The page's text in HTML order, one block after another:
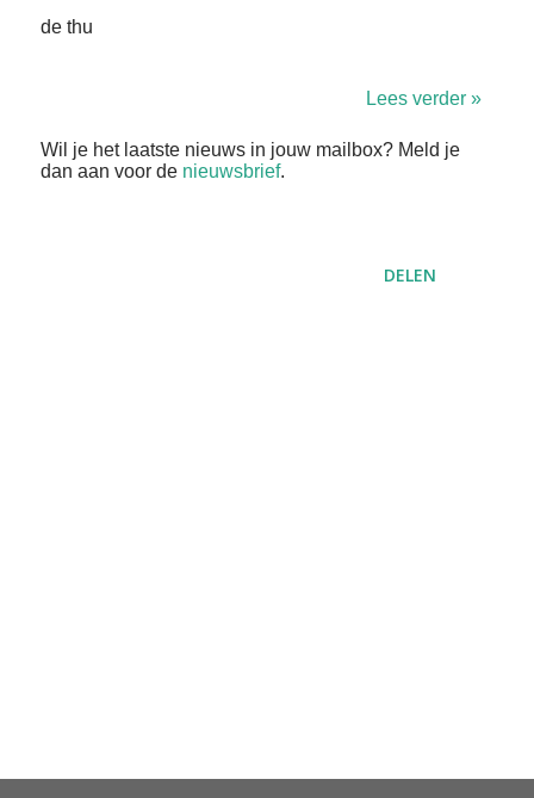
de thu
Lees verder »
Wil je het laatste nieuws in jouw mailbox? Meld je
dan aan voor de nieuwsbrief.
DELEN